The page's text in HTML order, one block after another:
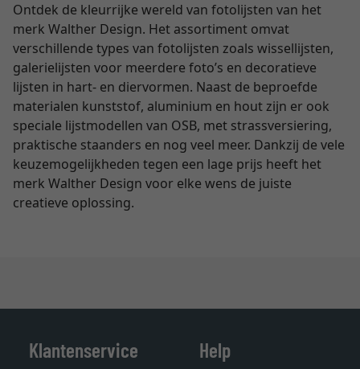
Ontdek de kleurrijke wereld van fotolijsten van het
merk Walther Design. Het assortiment omvat
verschillende types van fotolijsten zoals wissellijsten,
galerielijsten voor meerdere foto’s en decoratieve
lijsten in hart- en diervormen. Naast de beproefde
materialen kunststof, aluminium en hout zijn er ook
speciale lijstmodellen van OSB, met strassversiering,
praktische staanders en nog veel meer. Dankzij de vele
keuzemogelijkheden tegen een lage prijs heeft het
merk Walther Design voor elke wens de juiste
creatieve oplossing.
Klantenservice Help